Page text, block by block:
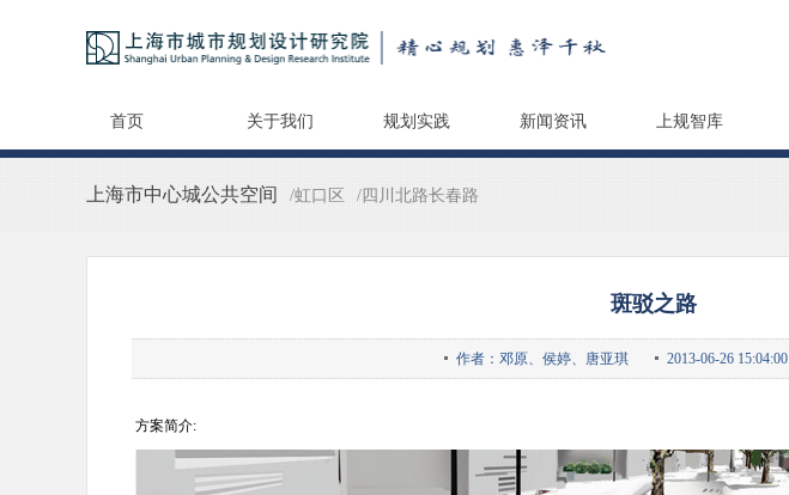
首页 关于我们 规划实践 新闻资讯 上规智库
上海市中心城公共空间 /虹口区 /四川北路长春路
斑驳之路
作者：邓原、侯婷、唐亚琪 2013-06-26 15:04:00
方案简介: